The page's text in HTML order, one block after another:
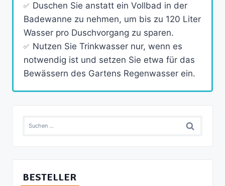
Duschen Sie anstatt ein Vollbad in der
Badewanne zu nehmen, um bis zu 120 Liter
Wasser pro Duschvorgang zu sparen.
Nutzen Sie Trinkwasser nur, wenn es
notwendig ist und setzen Sie etwa für das
Bewässern des Gartens Regenwasser ein.
Suchen
BESTELLER